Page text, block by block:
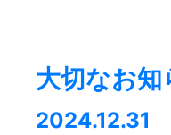
大切なお知
2024.12.31